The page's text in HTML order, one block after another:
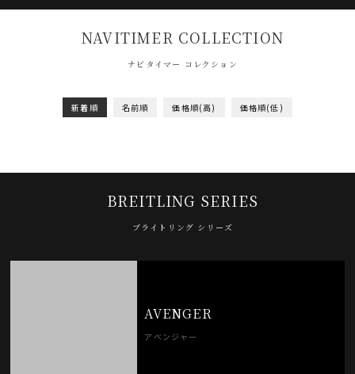
NAVITIMER COLLECTION
ナビタイマー コレクション
新着順 名前順 価格順(高) 価格順(低)
BREITLING SERIES
ブライトリング シリーズ
AVENGER
アベンジャー